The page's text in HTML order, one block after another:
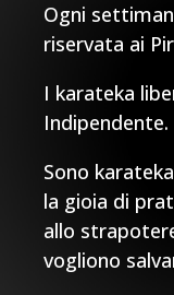
Ogni
riservata ai
I karateka
Indipendente.
Sono
la gioia di
allo
vogliono